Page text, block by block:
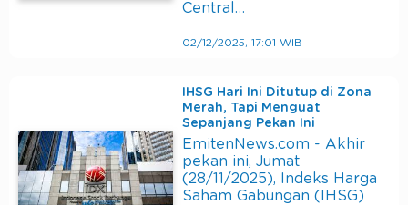
Central…
02/12/2025, 17:01 WIB
IHSG Hari Ini Ditutup di Zona
Merah, Tapi Menguat
Sepanjang Pekan Ini
EmitenNews.com - Akhir
pekan ini, Jumat
(28/11/2025), Indeks Harga
Saham Gabungan (IHSG)